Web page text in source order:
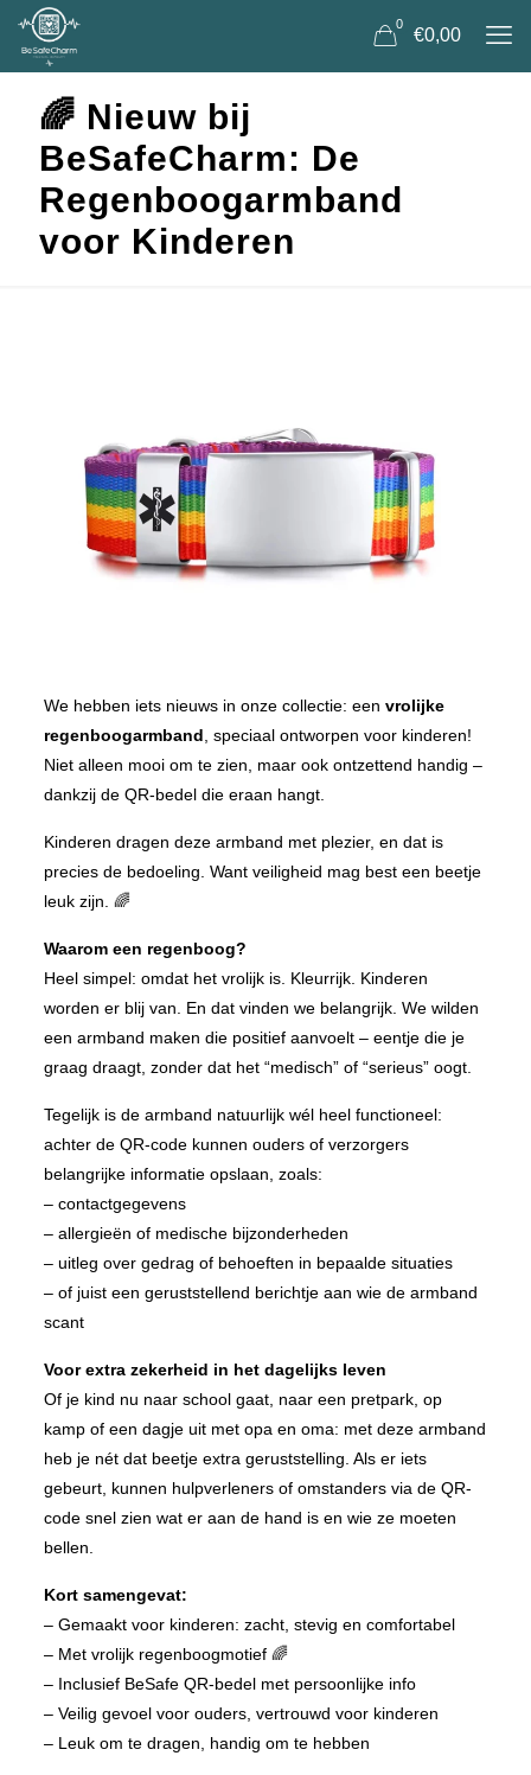
0
€0,00
🌈 Nieuw bij
BeSafeCharm: De
Regenboogarmband
voor Kinderen
We hebben iets nieuws in onze collectie: een vrolijke
regenboogarmband , speciaal ontworpen voor kinderen!
Niet alleen mooi om te zien, maar ook ontzettend handig –
dankzij de QR-bedel die eraan hangt.
Kinderen dragen deze armband met plezier, en dat is
precies de bedoeling. Want veiligheid mag best een beetje
leuk zijn. 🌈
Waarom een regenboog?
Heel simpel: omdat het vrolijk is. Kleurrijk. Kinderen
worden er blij van. En dat vinden we belangrijk. We wilden
een armband maken die positief aanvoelt – eentje die je
graag draagt, zonder dat het “medisch” of “serieus” oogt.
Tegelijk is de armband natuurlijk wél heel functioneel:
achter de QR-code kunnen ouders of verzorgers
belangrijke informatie opslaan, zoals:
– contactgegevens
– allergieën of medische bijzonderheden
– uitleg over gedrag of behoeften in bepaalde situaties
– of juist een geruststellend berichtje aan wie de armband
scant
Voor extra zekerheid in het dagelijks leven
Of je kind nu naar school gaat, naar een pretpark, op
kamp of een dagje uit met opa en oma: met deze armband
heb je nét dat beetje extra geruststelling. Als er iets
gebeurt, kunnen hulpverleners of omstanders via de QR-
code snel zien wat er aan de hand is en wie ze moeten
bellen.
Kort samengevat:
– Gemaakt voor kinderen: zacht, stevig en comfortabel
– Met vrolijk regenboogmotief 🌈
– Inclusief BeSafe QR-bedel met persoonlijke info
– Veilig gevoel voor ouders, vertrouwd voor kinderen
– Leuk om te dragen, handig om te hebben